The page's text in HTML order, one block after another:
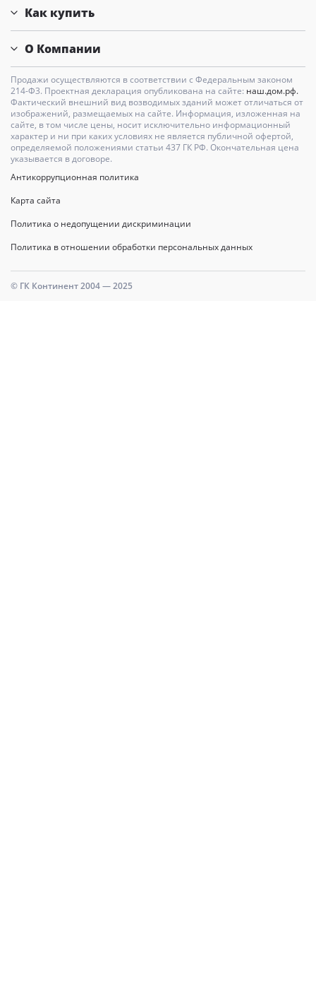
Как купить
О Компании
Продажи осуществляются в соответствии с Федеральным законом
214-Ф3. Проектная декларация опубликована на сайте: наш.дом.рф.
Фактический внешний вид возводимых зданий может отличаться от
изображений, размещаемых на сайте. Информация, изложенная на
сайте, в том числе цены, носит исключительно информационный
характер и ни при каких условиях не является публичной офертой,
определяемой положениями статьи 437 ГК РФ. Окончательная цена
указывается в договоре.
Антикоррупционная политика
Карта сайта
Политика о недопущении дискриминации
Политика в отношении обработки персональных данных
© ГК Континент 2004 — 2025